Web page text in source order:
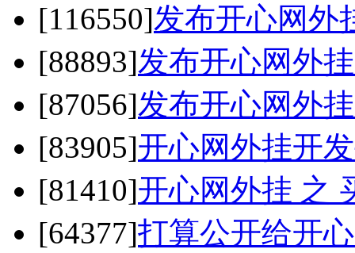
[116550]发布开心网外
[88893]发布开心网外
[87056]发布开心网外
[83905]开心网外挂开
[81410]开心网外挂 之
[64377]打算公开给开